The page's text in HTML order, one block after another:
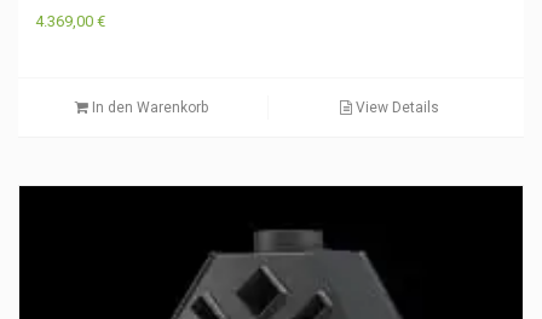
4.369,00 €
In den Warenkorb View Details